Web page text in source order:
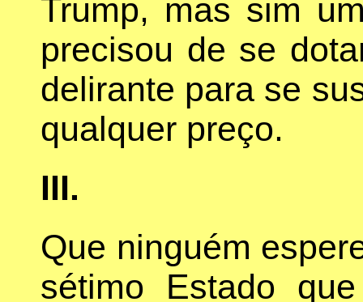
Trump, mas sim
precisou de se
delirante para se
qualquer preço.
III.
Que ninguém
sétimo Estado